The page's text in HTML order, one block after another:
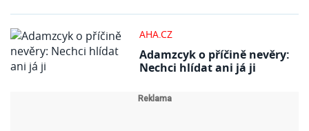
AHA.CZ
Adamzcyk o příčině nevěry:
Nechci hlídat ani já ji